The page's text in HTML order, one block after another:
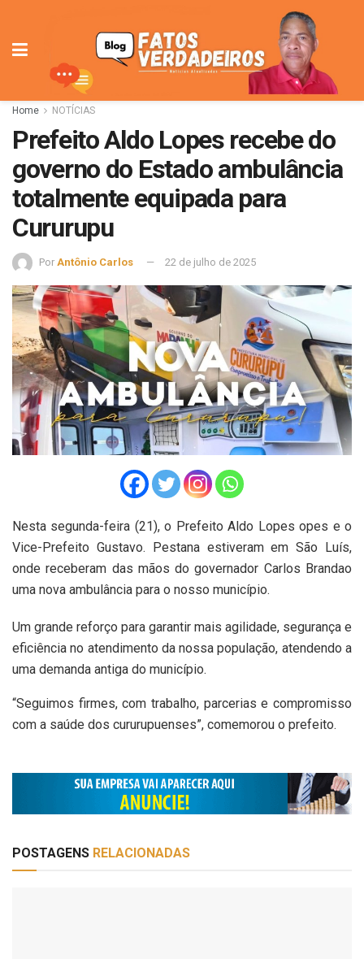
Home NOTÍCIAS
Prefeito Aldo Lopes recebe do
governo do Estado ambulância
totalmente equipada para
Cururupu
Por Antônio Carlos 22 de julho de 2025
Nesta segunda-feira (21), o Prefeito Aldo Lopes opes e o
Vice-Prefeito Gustavo. Pestana estiveram em São Luís,
onde receberam das mãos do governador Carlos Brandao
uma nova ambulância para o nosso município.
Um grande reforço para garantir mais agilidade, segurança e
eficiência no atendimento da nossa população, atendendo a
uma demanda antiga do município.
“Seguimos firmes, com trabalho, parcerias e compromisso
com a saúde dos cururupuenses”, comemorou o prefeito.
POSTAGENS RELACIONADAS